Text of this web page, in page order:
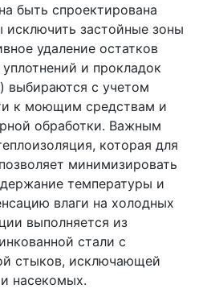
быть спроектирована
застойные зоны
удаление остатков
и прокладок
выбираются с учетом
к моющим средствам и
обработки. Важным
которая для
минимизировать
температуры и
влаги на холодных
выполняется из
стали с
стыков, исключающей
насекомых.